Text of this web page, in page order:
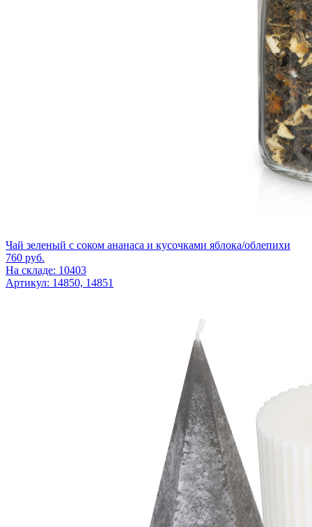
Чай зеленый с соком ананаса и кусочками яблока/облепихи
760 руб.
На складе: 10403
Артикул: 14850, 14851